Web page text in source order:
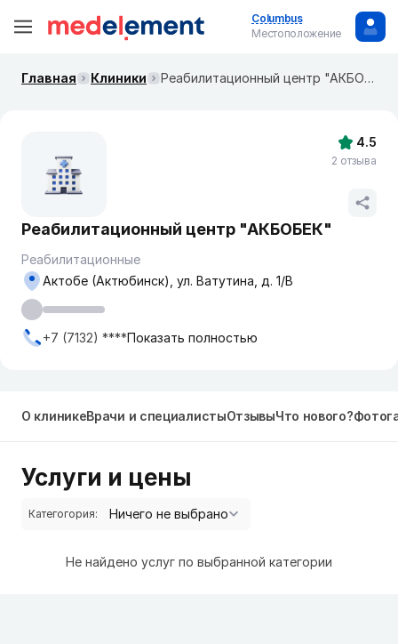
Columbus
Местоположение
Главная Клиники Реабилитационный центр "АКБОБЕК"
Реабилитационный центр "АКБОБЕК"
Реабилитационные
Актобе (Актюбинск), ул. Ватутина, д. 1/В
+7 (7132) ****Показать полностью
4.5
2 отзыва
О клиникеВрачи и специалистыОтзывыЧто нового?
Услуги и цены
Категогория:
Не найдено услуг по выбранной категории